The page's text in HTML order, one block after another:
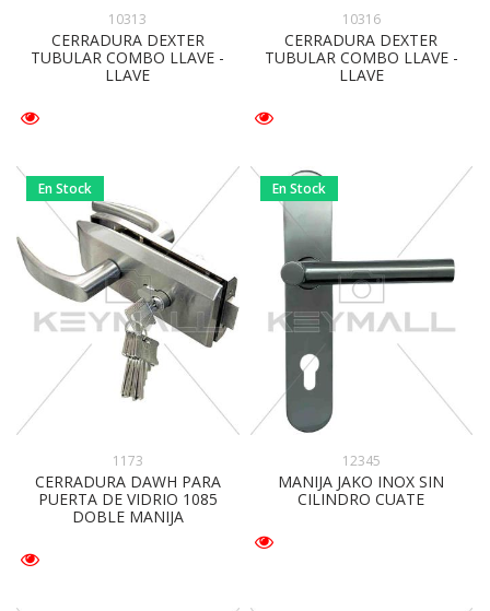
10313
CERRADURA DEXTER
TUBULAR COMBO LLAVE -
LLAVE
10316
CERRADURA DEXTER
TUBULAR COMBO LLAVE -
LLAVE
En Stock
1173
CERRADURA DAWH PARA
PUERTA DE VIDRIO 1085
DOBLE MANIJA
En Stock
12345
MANIJA JAKO INOX SIN
CILINDRO CUATE